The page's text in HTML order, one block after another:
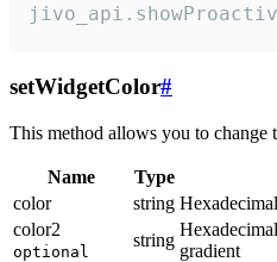
setWidgetColor#
This method allows you to change
Name Type
color
string
color2
optional
string
gradient